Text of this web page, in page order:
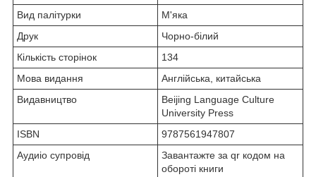
Вид палітурки
М'яка
Друк
Чорно-білий
Кількість сторінок
134
Мова видання
Англійська, китайська
Видавництво
Beijing Language Culture
University Press
ISBN
9787561947807
Аудиіо супровід
Завантажте за qr кодом на
обороті книги